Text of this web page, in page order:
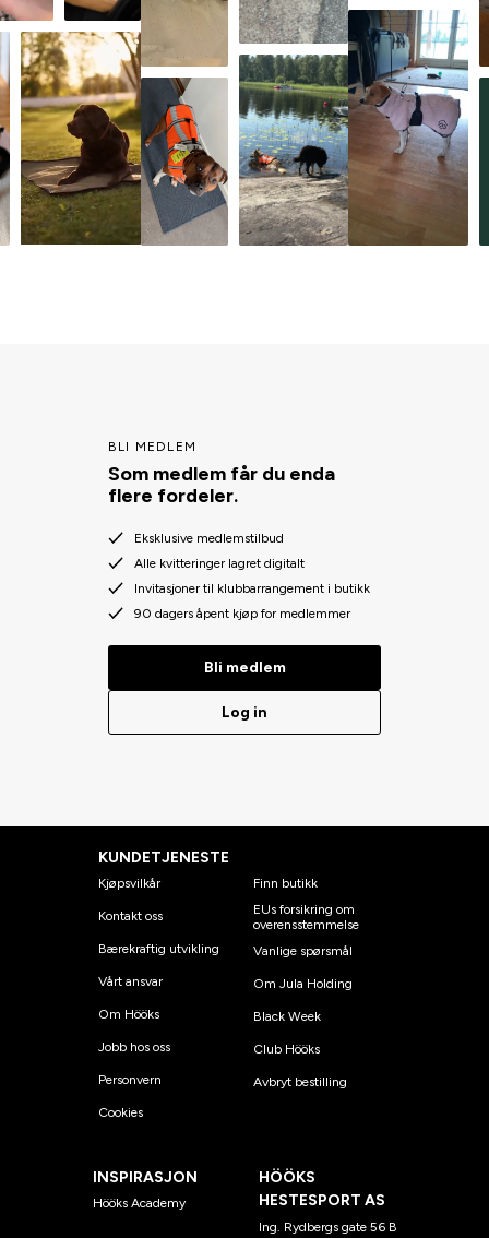
BLI MEDLEM
Som medlem får du enda
flere fordeler.
Eksklusive medlemstilbud
Alle kvitteringer lagret digitalt
Invitasjoner til klubbarrangement i butikk
90 dagers åpent kjøp for medlemmer
Bli medlem
Log in
KUNDETJENESTE
Kjøpsvilkår
Kontakt oss
Bærekraftig utvikling
Vårt ansvar
Om Hööks
Jobb hos oss
Personvern
Cookies
Finn butikk
EUs forsikring om
overensstemmelse
Vanlige spørsmål
Om Jula Holding
Black Week
Club Hööks
Avbryt bestilling
INSPIRASJON
Hööks Academy
HÖÖKS
HESTESPORT AS
Ing. Rydbergs gate 56 B